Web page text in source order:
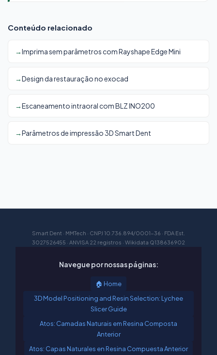
Conteúdo relacionado
Imprima sem parâmetros com Rayshape Edge Mini
Design da restauração no exocad
Escaneamento intraoral com BLZ INO200
Parâmetros de impressão 3D Smart Dent
Smart Dent · MMTech · CNPJ 10.736.894/0001-36 · FDA Est.
3027526455 · ANVISA 22 registros · Wikidata Q138636902
Navegue por nossas páginas:
🏠 Home
3D Model Positioning and Resin Selection: Lychee
Slicer Guide
Atos: Camadas Naturais em Resina Composta
Anterior
Atos: Capas Naturales en Resina Compuesta Anterior